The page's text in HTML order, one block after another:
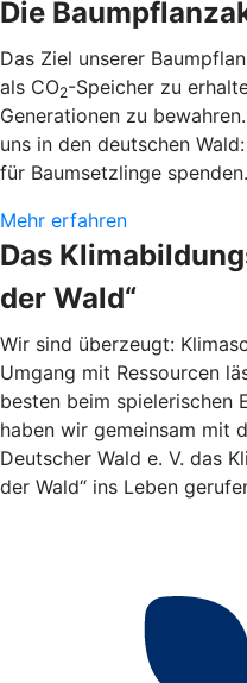
Die
Das Ziel unserer
als CO2-Speicher zu
Generationen zu
uns in den deutschen
für Baumsetzlinge spenden.
Mehr erfahren
Das
der Wald“
Wir sind überzeugt:
Umgang mit Ressourcen
besten beim spielerischen
haben wir gemeinsam mit
Deutscher Wald e. V. das
der Wald“ ins Leben